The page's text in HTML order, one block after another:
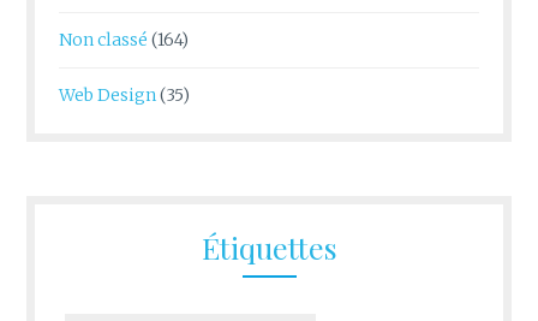
Non classé (164)
Web Design(35)
Étiquettes